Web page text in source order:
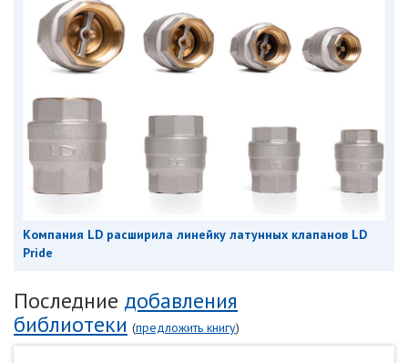
Компания LD расширила линейку латунных клапанов LD
Pride
Последние добавления
библиотеки (предложить книгу)